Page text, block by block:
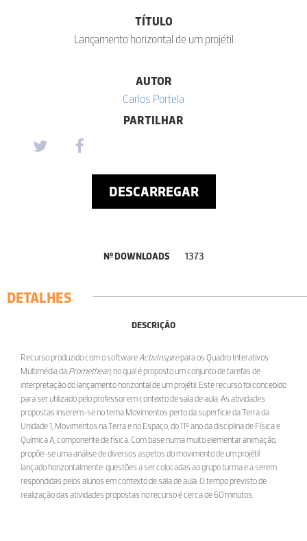
TÍTULO
Lançamento horizontal de um projétil
AUTOR
Carlos Portela
PARTILHAR
DESCARREGAR
Nº DOWNLOADS 1373
DETALHES
DESCRIÇÃO
Recurso produzido com o softwareActivInspirepara os Quadro Interativos
Multimédia da Promethean, no qual é proposto um conjunto de tarefas de
interpretação do lançamento horizontal de um projétil. Este recurso foi concebido
para ser utilizado pelo professor em contexto de sala de aula. As atividades
propostas inserem-se no tema Movimentos perto da superfície da Terra da
Unidade 1, Movimentos na Terra e no Espaço, do 11º ano da disciplina de Física e
Química A, componente de física. Com base numa muito elementar animação,
propõe-se uma análise de diversos aspetos do movimento de um projétil
lançado horizontalmente: questões a ser colocadas ao grupo turma e a serem
respondidas pelos alunos em contexto de sala de aula. O tempo previsto de
realização das atividades propostas no recurso é cerca de 60 minutos.